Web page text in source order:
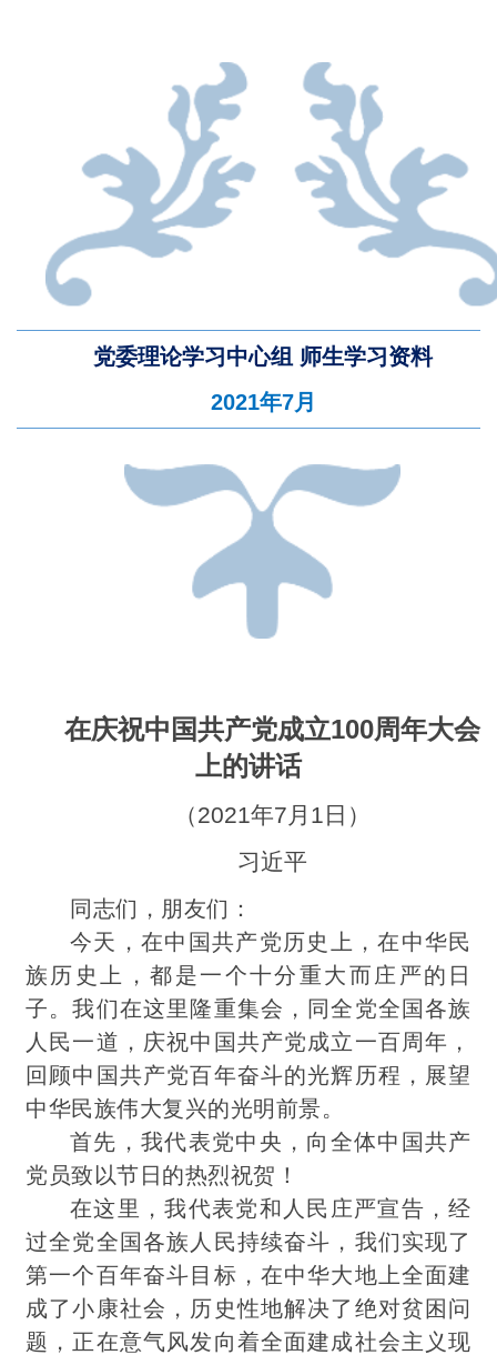
党委理论学习中心组 师生学习资料
2021年7月
在庆祝中国共产党成立100周年大会
上的讲话
（2021年7月1日）
习近平
同志们，朋友们：
今天，在中国共产党历史上，在中华民
族历史上，都是一个十分重大而庄严的日
子。我们在这里隆重集会，同全党全国各族
人民一道，庆祝中国共产党成立一百周年，
回顾中国共产党百年奋斗的光辉历程，展望
中华民族伟大复兴的光明前景。
首先，我代表党中央，向全体中国共产
党员致以节日的热烈祝贺！
在这里，我代表党和人民庄严宣告，经
过全党全国各族人民持续奋斗，我们实现了
第一个百年奋斗目标，在中华大地上全面建
成了小康社会，历史性地解决了绝对贫困问
题，正在意气风发向着全面建成社会主义现